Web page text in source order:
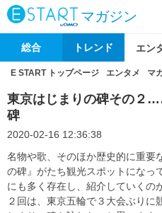
マガジン
総合 トレンド エン
E START トップページ エンタメ マ
東京はじまりの碑その２
碑
2020-02-16 12:36:38
名物や歌、そのほか歴史的に重要
の碑』がたち観光スポットになっ
にも多く存在し、紹介していくの
２回は、東京五輪で３大会ぶりに